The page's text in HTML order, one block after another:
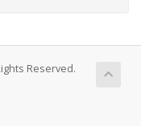
Reserved.